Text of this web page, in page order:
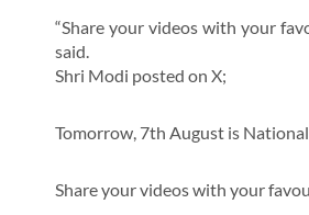
“Share your videos with your
said.
Shri Modi posted on X;
Tomorrow, 7th August is
Share your videos with your